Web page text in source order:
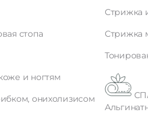
стопа
и ногтям
онихолизисом
Стрижка
Стрижка